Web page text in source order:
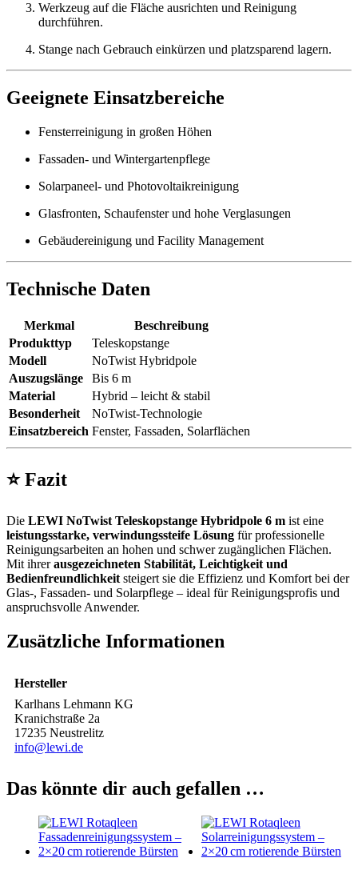
Werkzeug auf die Fläche ausrichten und Reinigung
durchführen.
Stange nach Gebrauch einkürzen und platzsparend lagern.
Geeignete Einsatzbereiche
Fensterreinigung in großen Höhen
Fassaden- und Wintergartenpflege
Solarpaneel- und Photovoltaikreinigung
Glasfronten, Schaufenster und hohe Verglasungen
Gebäudereinigung und Facility Management
Technische Daten
Merkmal
Beschreibung
Produkttyp
Teleskopstange
Modell
NoTwist Hybridpole
Auszugslänge
Bis 6 m
Material
Hybrid – leicht & stabil
Besonderheit
NoTwist-Technologie
Einsatzbereich Fenster, Fassaden, Solarflächen
⭐Fazit
Die LEWI NoTwist Teleskopstange Hybridpole 6 m ist eine
leistungsstarke, verwindungssteife Lösung für professionelle
Reinigungsarbeiten an hohen und schwer zugänglichen Flächen.
Mit ihrerausgezeichneten Stabilität, Leichtigkeit und
Bedienfreundlichkeit steigert sie die Effizienz und Komfort bei der
Glas-, Fassaden- und Solarpflege – ideal für Reinigungsprofis und
anspruchsvolle Anwender.
Zusätzliche Informationen
Hersteller
Karlhans Lehmann KG
Kranichstraße 2a
17235 Neustrelitz
info@lewi.de
Das könnte dir auch gefallen …